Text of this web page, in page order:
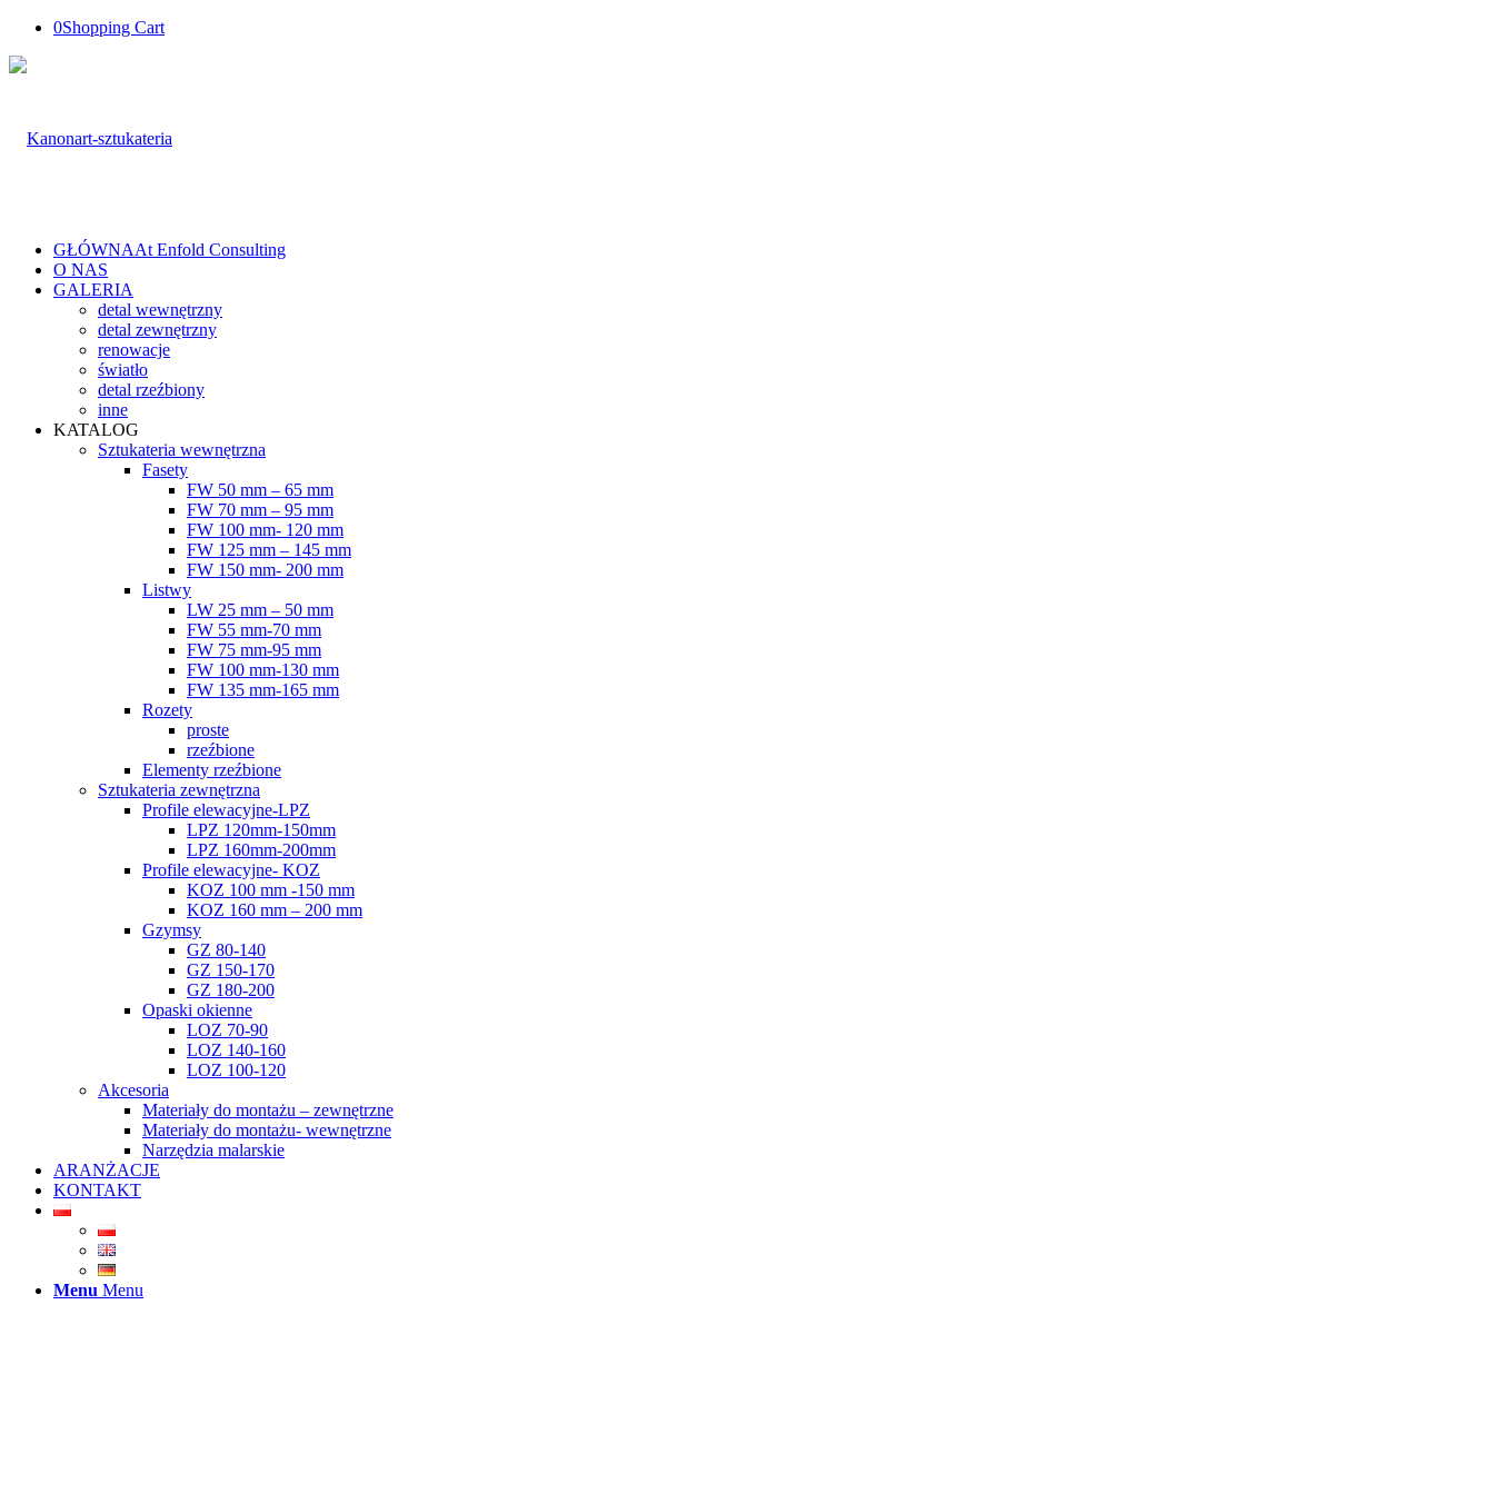
0Shopping Cart
GŁÓWNAAt Enfold Consulting
O NAS
GALERIA
detal wewnętrzny
detal zewnętrzny
renowacje
światło
detal rzeźbiony
inne
KATALOG
Sztukateria wewnętrzna
Fasety
FW 50 mm – 65 mm
FW 70 mm – 95 mm
FW 100 mm- 120 mm
FW 125 mm – 145 mm
FW 150 mm- 200 mm
Listwy
LW 25 mm – 50 mm
FW 55 mm-70 mm
FW 75 mm-95 mm
FW 100 mm-130 mm
FW 135 mm-165 mm
Rozety
proste
rzeźbione
Elementy rzeźbione
Sztukateria zewnętrzna
Profile elewacyjne-LPZ
LPZ 120mm-150mm
LPZ 160mm-200mm
Profile elewacyjne- KOZ
KOZ 100 mm -150 mm
KOZ 160 mm – 200 mm
Gzymsy
GZ 80-140
GZ 150-170
GZ 180-200
Opaski okienne
LOZ 70-90
LOZ 140-160
LOZ 100-120
Akcesoria
Materiały do montażu – zewnętrzne
Materiały do montażu- wewnętrzne
Narzędzia malarskie
ARANŻACJE
KONTAKT
Menu Menu